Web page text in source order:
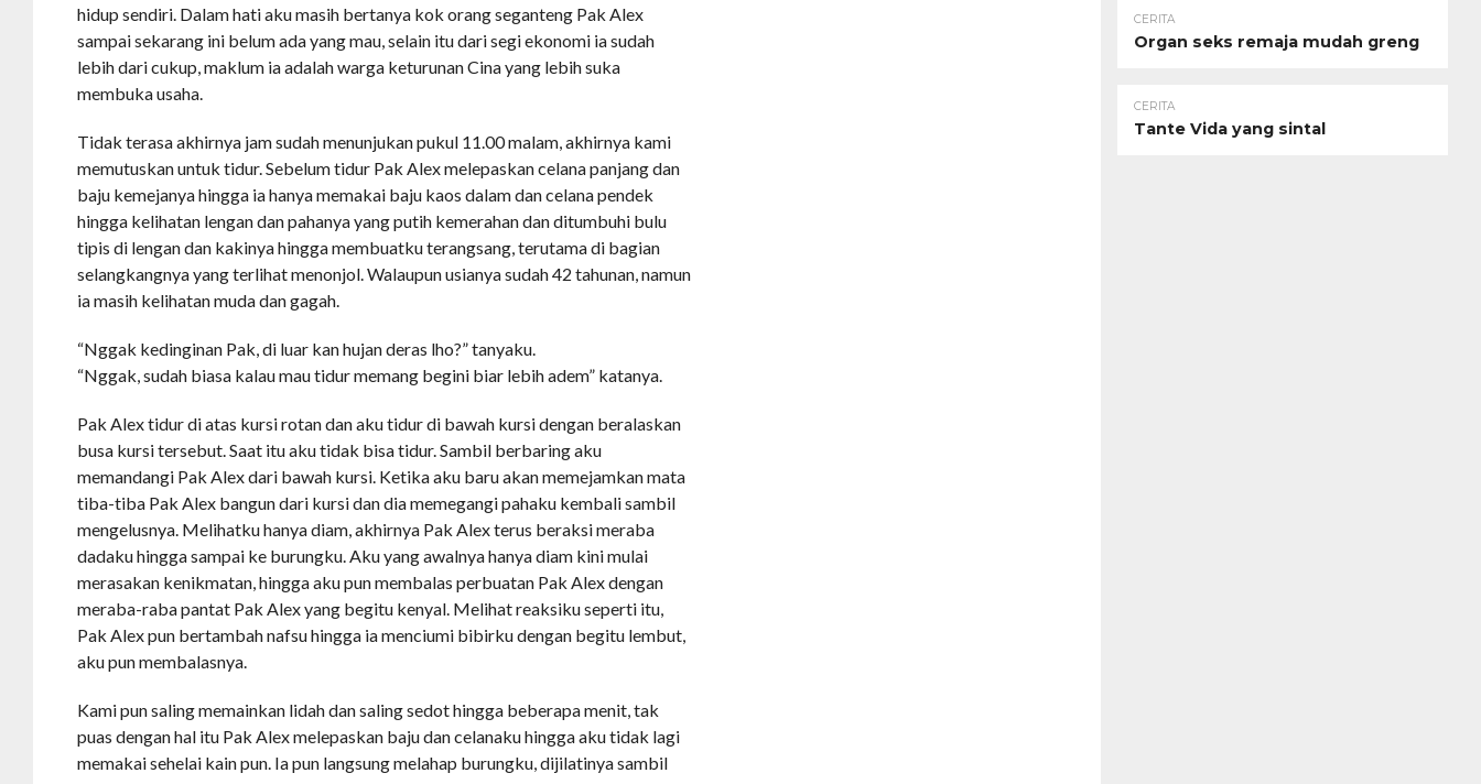
hidup sendiri. Dalam hati aku masih bertanya kok orang seganteng Pak Alex
sampai sekarang ini belum ada yang mau, selain itu dari segi ekonomi ia sudah
lebih dari cukup, maklum ia adalah warga keturunan Cina yang lebih suka
membuka usaha.
Tidak terasa akhirnya jam sudah menunjukan pukul 11.00 malam, akhirnya kami
memutuskan untuk tidur. Sebelum tidur Pak Alex melepaskan celana panjang dan
baju kemejanya hingga ia hanya memakai baju kaos dalam dan celana pendek
hingga kelihatan lengan dan pahanya yang putih kemerahan dan ditumbuhi bulu
tipis di lengan dan kakinya hingga membuatku terangsang, terutama di bagian
selangkangnya yang terlihat menonjol. Walaupun usianya sudah 42 tahunan, namun
ia masih kelihatan muda dan gagah.
“Nggak kedinginan Pak, di luar kan hujan deras lho?” tanyaku.
“Nggak, sudah biasa kalau mau tidur memang begini biar lebih adem” katanya.
Pak Alex tidur di atas kursi rotan dan aku tidur di bawah kursi dengan beralaskan
busa kursi tersebut. Saat itu aku tidak bisa tidur. Sambil berbaring aku
memandangi Pak Alex dari bawah kursi. Ketika aku baru akan memejamkan mata
tiba-tiba Pak Alex bangun dari kursi dan dia memegangi pahaku kembali sambil
mengelusnya. Melihatku hanya diam, akhirnya Pak Alex terus beraksi meraba
dadaku hingga sampai ke burungku. Aku yang awalnya hanya diam kini mulai
merasakan kenikmatan, hingga aku pun membalas perbuatan Pak Alex dengan
meraba-raba pantat Pak Alex yang begitu kenyal. Melihat reaksiku seperti itu,
Pak Alex pun bertambah nafsu hingga ia menciumi bibirku dengan begitu lembut,
aku pun membalasnya.
Kami pun saling memainkan lidah dan saling sedot hingga beberapa menit, tak
puas dengan hal itu Pak Alex melepaskan baju dan celanaku hingga aku tidak lagi
memakai sehelai kain pun. Ia pun langsung melahap burungku, dijilatinya sambil
CERITA
Organ seks remaja mudah greng
CERITA
Tante Vida yang sintal